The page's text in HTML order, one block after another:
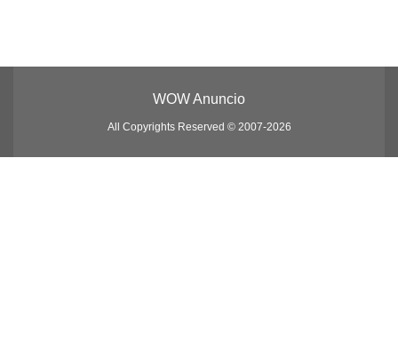
WOW Anuncio
All Copyrights Reserved © 2007-2026